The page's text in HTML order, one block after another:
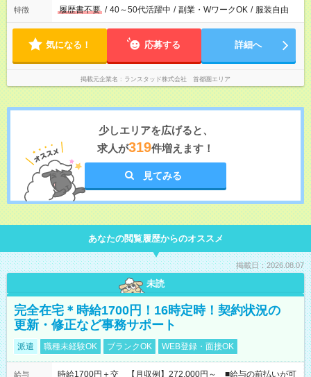
特徴 履歴書不要 / 40～50代活躍中 / 副業・WワークOK / 服装自由
気になる！ 応募する 詳細へ
掲載元企業名 ランスタッド株式会社 首都圏エリア
少しエリアを広げると、
求人が319件増えます！
見てみる
あなたの閲覧履歴からのオススメ
掲載日：2026.08.07
未読
完全在宅＊時給1700円！16時定時！契約状況の
更新・修正など事務サポート
派遣 職種未経験OK ブランクOK WEB登録・面接OK
給与 時給1700円＋交 【月収例】272,000円～ ■給与の前払いが可